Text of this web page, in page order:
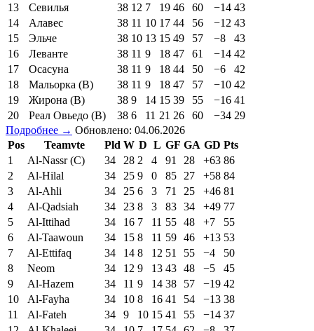
13
Севилья 38 12 7 19 46 60 −14 43
14
Алавес 38 11 10 17 44 56 −12 43
15
Эльче 38 10 13 15 49 57 −8
43
16
Леванте 38 11 9 18 47 61 −14 42
17
Осасуна 38 11 9 18 44 50 −6
42
18
Мальорка (В) 38 11 9 18 47 57 −10 42
19
Жирона (В) 38 9 14 15 39 55 −16 41
20
Реал Овьедо (В) 38 6 11 21 26 60 −34 29
Подробнее → Обновлено: 04.06.2026
Pos
Teamvte Pld W D L GF GA GD Pts
1
Al-Nassr (C) 34 28 2 4 91 28 +63 86
2
Al-Hilal 34 25 9 0 85 27 +58 84
3
Al-Ahli 34 25 6 3 71 25 +46 81
4
Al-Qadsiah 34 23 8 3 83 34 +49 77
5
Al-Ittihad 34 16 7 11 55 48 +7
55
6
Al-Taawoun 34 15 8 11 59 46 +13 53
7
Al-Ettifaq 34 14 8 12 51 55 −4
50
8
Neom 34 12 9 13 43 48 −5
45
9
Al-Hazem 34 11 9 14 38 57 −19 42
10
Al-Fayha 34 10 8 16 41 54 −13 38
11
Al-Fateh 34 9 10 15 41 55 −14 37